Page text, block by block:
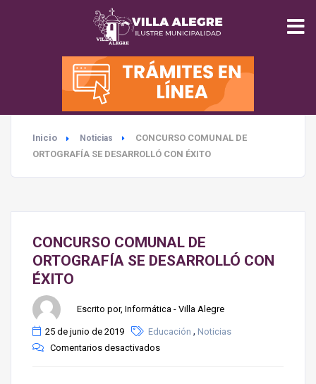
INICIO
MUNICIPALIDAD
SEGURIDAD
TURISMO
MEDIO AMBIENTE
Inicio Noticias
CONCURSO COMUNAL DE
ORTOGRAFÍA SE DESARROLLÓ CON ÉXITO
CONCURSO COMUNAL DE
ORTOGRAFÍA SE DESARROLLÓ CON
ÉXITO
Escrito por, Informática - Villa Alegre
25 de junio de 2019 Educación , Noticias
Comentarios desactivados